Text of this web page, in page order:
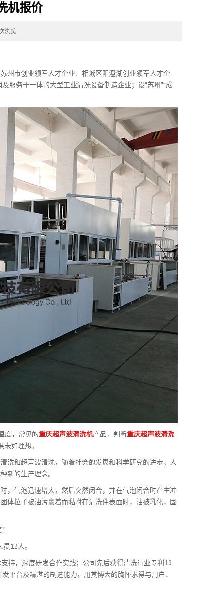
机报价
浏览
州市创业领军人才企业、相城区阳澄湖创业领军人才企
服务于一体的大型工业清洗设备制造企业；设“苏州”“成
度，常见的重庆超声波清洗机产品，判断重庆超声波清洗
如理想。
洗和超声波清洗，随着社会的发展和科学研究的进步，人
新的生产理念。
，气泡迅速增大，然后突然闭合，并在气泡闭合时产生冲
体粒子被油污裹着而黏附在清洗件表面时，油被乳化，固
12人。
持，深度研发合作实践；公司先后获得清洗行业专利13
平台及精湛的制造能力，用其博大的胸怀求得与用户、